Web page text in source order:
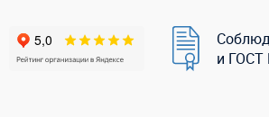
и ГОСТ